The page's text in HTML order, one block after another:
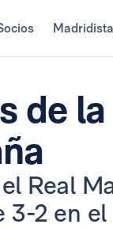
de
Real
2 en